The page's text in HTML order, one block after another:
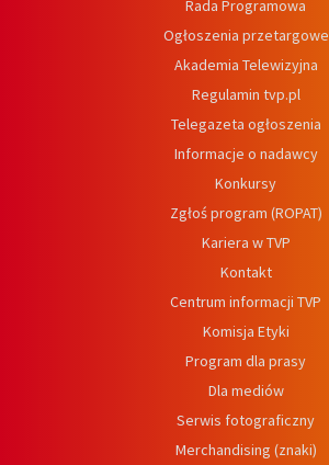
Rada Programowa
Ogłoszenia przetargowe
Akademia Telewizyjna
Regulamin tvp.pl
Telegazeta ogłoszenia
Informacje o nadawcy
Konkursy
Zgłoś program (ROPAT)
Kariera w TVP
Kontakt
Centrum informacji TVP
Komisja Etyki
Program dla prasy
Dla mediów
Serwis fotograficzny
Merchandising (znaki)